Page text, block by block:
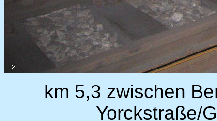
km 5,3 zwischen
Yorckstraße/